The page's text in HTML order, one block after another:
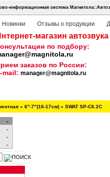
информационная система
Новинки Отзывы о продукции
магазин
по подбору:
заказов по России:
mail: manager@magnitola.ru
» 6"-7"(16-17см) » SWAT SP-C6.2C